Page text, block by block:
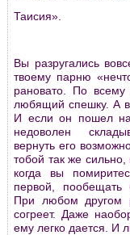
Таисия».
Вы разругались
твоему парню
рановато. По
любящий спешку. А в
И если он пошел
недоволен
вернуть его
тобой так же сильно,
когда вы
первой, пообещать
При любом другом
согреет. Даже
ему легко дается. И